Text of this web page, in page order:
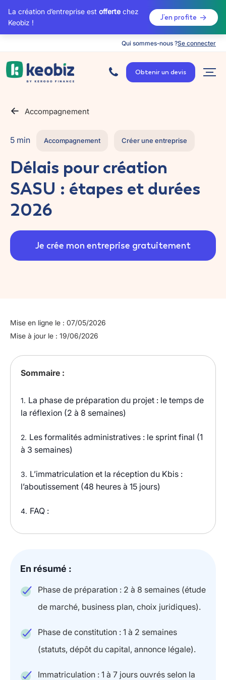
La création d’entreprise est offerte chez
Keobiz !
J’en profite
Qui sommes-nous ?Se connecter
c
c
u
Obtenir un devis
Accompagnement
5 min Accompagnement Créer une entreprise
Délais pour création
SASU : étapes et durées
2026
Je crée mon entreprise gratuitement
Mise en ligne le : 07/05/2026
Mise à jour le : 19/06/2026
Sommaire :
1. La phase de préparation du projet : le temps de
la réflexion (2 à 8 semaines)
2. Les formalités administratives : le sprint final (1
à 3 semaines)
3. L’immatriculation et la réception du Kbis :
l’aboutissement (48 heures à 15 jours)
4. FAQ :
En résumé :
Phase de préparation : 2 à 8 semaines (étude
de marché, business plan, choix juridiques).
Phase de constitution : 1 à 2 semaines
(statuts, dépôt du capital, annonce légale).
Immatriculation : 1 à 7 jours ouvrés selon la